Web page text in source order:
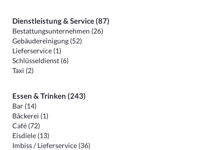
Dienstleistung & Service (87)
Bestattungsunternehmen (26)
Gebäudereinigung (52)
Lieferservice (1)
Schlüsseldienst (6)
Taxi (2)
Essen & Trinken (243)
Bar (14)
Bäckerei (1)
Café (72)
Eisdiele (13)
Imbiss / Lieferservice (36)